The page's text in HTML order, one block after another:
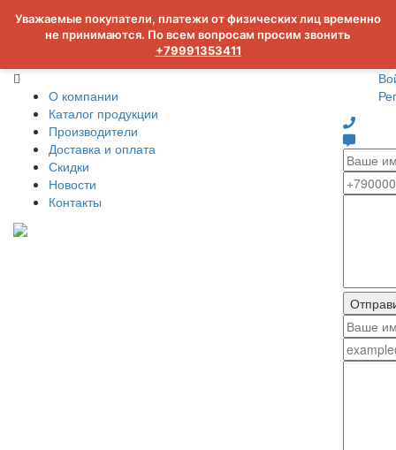
Уважаемые покупатели, платежи от физических лиц временно
не принимаются. По всем вопросам просим звонить
+79991353411
О компании
Каталог продукции
Производители
Доставка и оплата
Скидки
Новости
Контакты